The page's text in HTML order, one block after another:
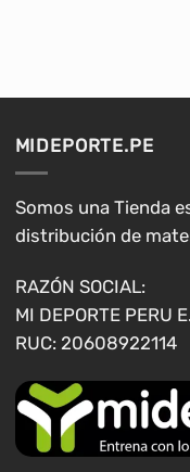
MIDEPORTE.PE
Somos una Tienda
distribución de
RAZÓN SOCIAL:
MI DEPORTE PERU
RUC: 20608922114